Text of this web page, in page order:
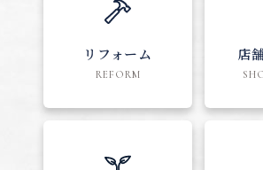
リフォーム
REFORM
店